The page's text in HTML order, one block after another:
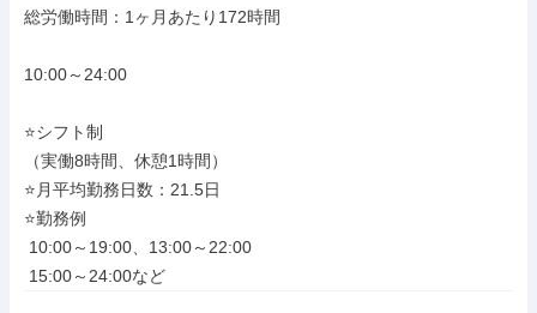
総労働時間：1ヶ月あたり172時間
10:00～24:00
⭐シフト制
（実働8時間、休憩1時間）
⭐月平均勤務日数：21.5日
⭐勤務例
15:00～24:00など